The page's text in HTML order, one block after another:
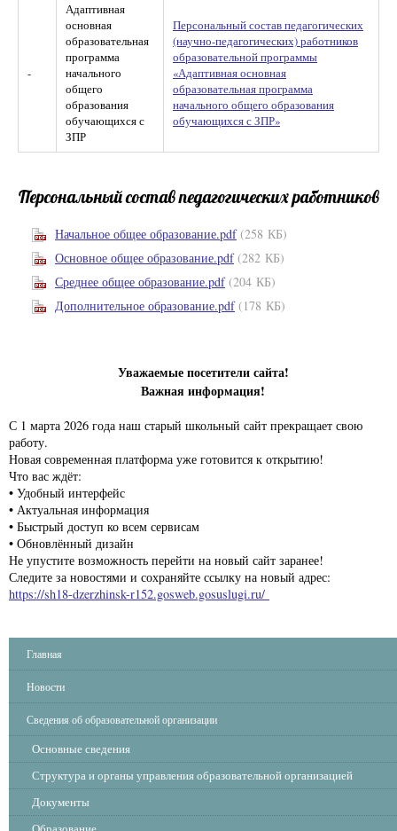
-
Адаптивная
основная
образовательная
программа
начального
общего
образования
обучающихся с
ЗПР
Персональный состав педагогических
(научно-педагогических) работников
образовательной программы
«Адаптивная основная
образовательная программа
начального общего образования
обучающихся с ЗПР»
Персональный состав педагогических работников
Начальное общее образование.pdf (258 КБ)
Основное общее образование.pdf (282 КБ)
Среднее общее образование.pdf (204 КБ)
Дополнительное образование.pdf (178 КБ)
Уважаемые посетители сайта!
Важная информация!
С 1 марта 2026 года наш старый школьный сайт прекращает свою
работу.
Новая современная платформа уже готовится к открытию!
Что вас ждёт:
• Удобный интерфейс
• Актуальная информация
• Быстрый доступ ко всем сервисам
• Обновлённый дизайн
Не упустите возможность перейти на новый сайт заранее!
Следите за новостями и сохраняйте ссылку на новый адрес:
https://sh18-dzerzhinsk-r152.gosweb.gosuslugi.ru/
Главная
Новости
Сведения об образовательной организации
Основные сведения
Структура и органы управления образовательной организацией
Документы